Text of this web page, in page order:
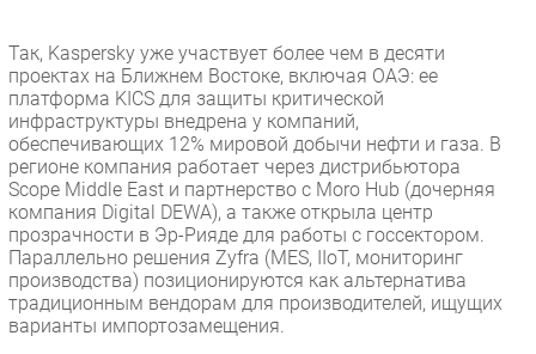
Проекты
IT класс
Тестовый стенд
Каталог компаний
Так, Kaspersky уже участвует более чем в десяти
проектах на Ближнем Востоке, включая ОАЭ: ее
платформа KICS для защиты критической
инфраструктуры внедрена у компаний,
обеспечивающих 12% мировой добычи нефти и газа. В
регионе компания работает через дистрибьютора
Scope Middle East и партнерство с Moro Hub (дочерняя
компания Digital DEWA), а также открыла центр
прозрачности в Эр-Рияде для работы с госсектором.
Параллельно решения Zyfra (MES, IIoT, мониторинг
производства) позиционируются как альтернатива
традиционным вендорам для производителей, ищущих
варианты импортозамещения.